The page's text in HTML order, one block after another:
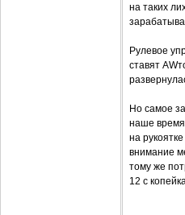
на таких
Рулевое
ставят
Но самое
наше
на
внимание
тому же
12 с